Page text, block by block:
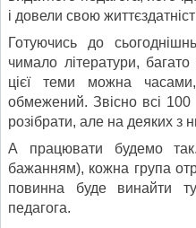
і довели свою
Готуючись до
чимало літератури,
цієї теми можна
обмежений. Звісно всі 100
розібрати, але на деяких з
А працювати будемо
бажанням), кожна група
повинна буде винайти
педагога.